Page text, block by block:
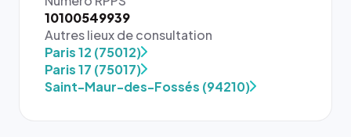
10100549939
Autres lieux de consultation
Paris 12 (75012)
Paris 17 (75017)
Saint-Maur-des-Fossés (94210)
{# 40×40
: la taille
rendue par
`.profile-